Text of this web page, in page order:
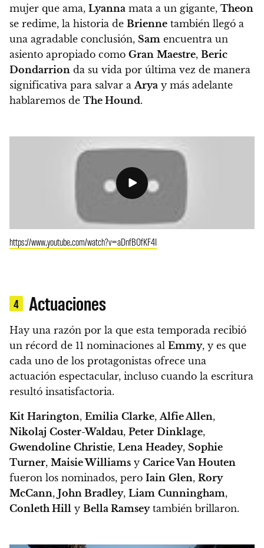
mujer que ama, Lyanna mata a un gigante, Theon
se redime, la historia de Brienne también llegó a
una agradable conclusión, Sam encuentra un
asiento apropiado como Gran Maestre, Beric
Dondarrion da su vida por última vez de manera
significativa para salvar aArya y más adelante
hablaremos de The Hound.
https://www.youtube.com/watch?v=aDnfBOfKF4I
4 Actuaciones
Hay una razón por la que esta temporada recibió
un récord de 11 nominaciones al Emmy, y es que
cada uno de los protagonistas ofrece una
actuación espectacular, incluso cuando la escritura
resultó insatisfactoria.
Kit Harington, Emilia Clarke,Alfie Allen,
Nikolaj Coster-Waldau, Peter Dinklage,
Gwendoline Christie, Lena Headey, Sophie
Turner, Maisie Williams y Carice Van Houten
fueron los nominados, pero Iain Glen, Rory
McCann, John Bradley, Liam Cunningham,
Conleth Hill y Bella Ramseytambién brillaron.